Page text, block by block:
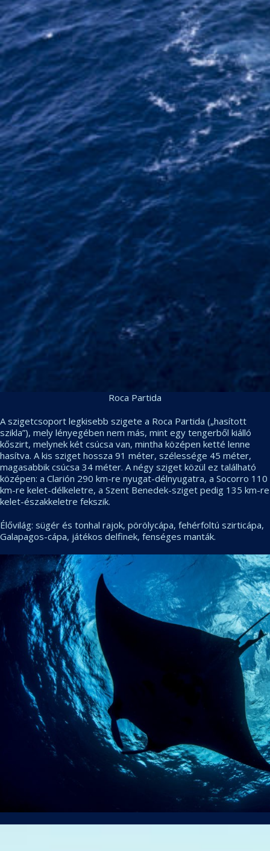
Roca Partida
A szigetcsoport legkisebb szigete a Roca Partida („hasított
szikla”), mely lényegében nem más, mint egy tengerből kiálló
kőszirt, melynek két csúcsa van, mintha középen ketté lenne
hasítva. A kis sziget hossza 91 méter, szélessége 45 méter,
magasabbik csúcsa 34 méter. A négy sziget közül ez található
középen: a Clarión 290 km-re nyugat-délnyugatra, a Socorro 110
km-re kelet-délkeletre, a Szent Benedek-sziget pedig 135 km-re
kelet-északkeletre fekszik.
Élővilág: sügér és tonhal rajok, pörölycápa, fehérfoltú szirticápa,
Galapagos-cápa, játékos delfinek, fenséges manták.